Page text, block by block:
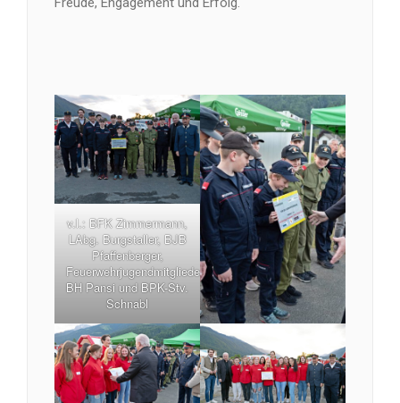
v.l.: BFK Zimmermann,
LAbg. Burgstaller, BJB
Pfaffenberger,
Feuerwehrjugendmitglieder,
BH Pansi und BPK-Stv.
Schnabl